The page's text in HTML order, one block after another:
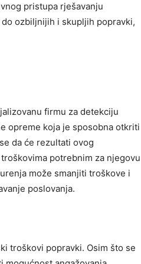
pristupa rješavanju
ozbiljnijih i skupljih popravki,
firmu za detekciju
opreme koja je sposobna otkriti
da će rezultati ovog
potrebnim za njegovu
može smanjiti troškove i
poslovanja.
troškovi popravki. Osim što se